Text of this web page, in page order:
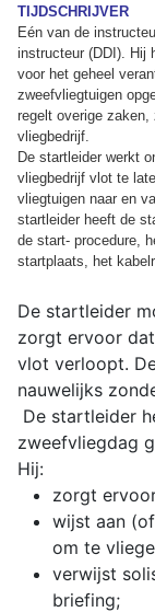
TIJDSCHRIJVER
Eén van de
instructeur (DDI). Hij
voor het geheel
zweefvliegtuigen
regelt overige
vliegbedrijf.
De startleider werkt
vliegbedrijf vlot te
vliegtuigen naar en
startleider heeft de
de start- procedure,
startplaats, het
De startleider
zorgt ervoor
vlot verloopt.
nauwelijks
De startleider
zweefvliegdag
Hij:
zorgt
wijst aan
om te
verwijst
briefing;